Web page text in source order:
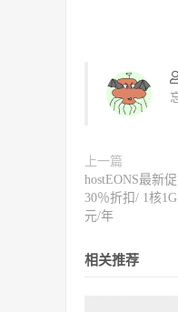
上一篇
hostEONS最新
30％折扣/ 1核
元/年
相关推荐